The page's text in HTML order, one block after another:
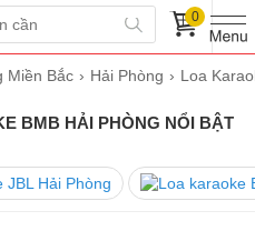
0
Miền Bắc Hải Phòng Loa
BMB HẢI PHÒNG NỔI BẬT